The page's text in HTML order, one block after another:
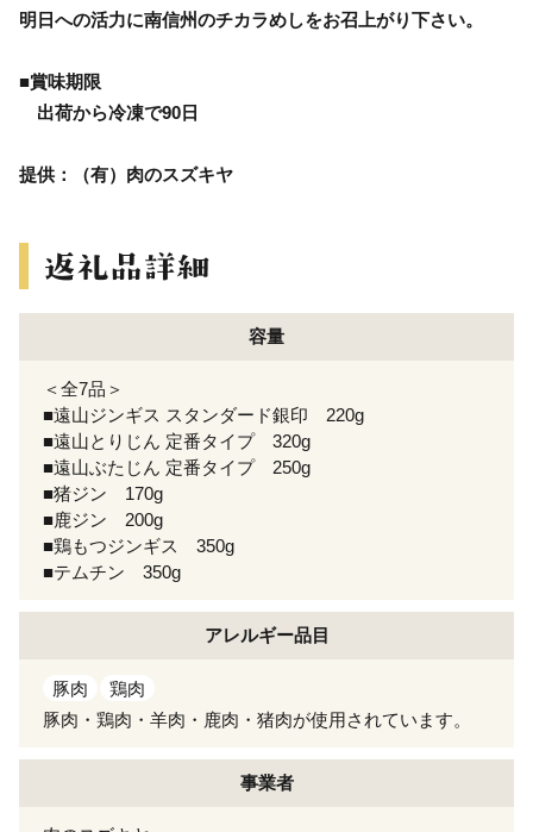
明日への活力に南信州のチカラめしをお召上がり下さい。
■賞味期限
出荷から冷凍で90日
提供：（有）肉のスズキヤ
容量
＜全7品＞
■遠山ジンギス スタンダード銀印 220g
■遠山とりじん 定番タイプ 320g
■遠山ぶたじん 定番タイプ 250g
■猪ジン 170g
■鹿ジン 200g
■鶏もつジンギス 350g
■テムチン 350g
アレルギー品目
豚肉
鶏肉
豚肉・鶏肉・羊肉・鹿肉・猪肉が使用されています。
事業者